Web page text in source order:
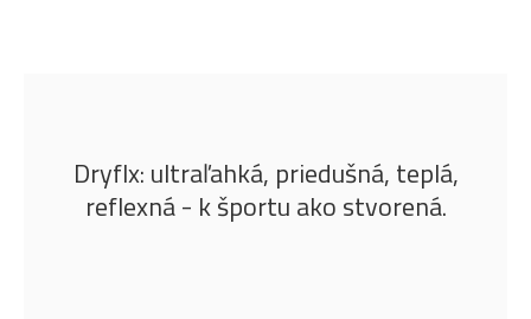
Dryflx: ultraľahká, priedušná, teplá,
reflexná - k športu ako stvorená.